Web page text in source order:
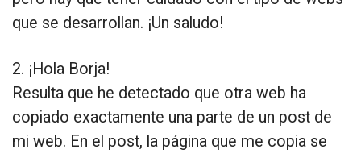
que se desarrollan. ¡Un saludo!
2. ¡Hola Borja!
Resulta que he detectado que otra web ha
copiado exactamente una parte de un post de
mi web. En el post, la página que me copia se